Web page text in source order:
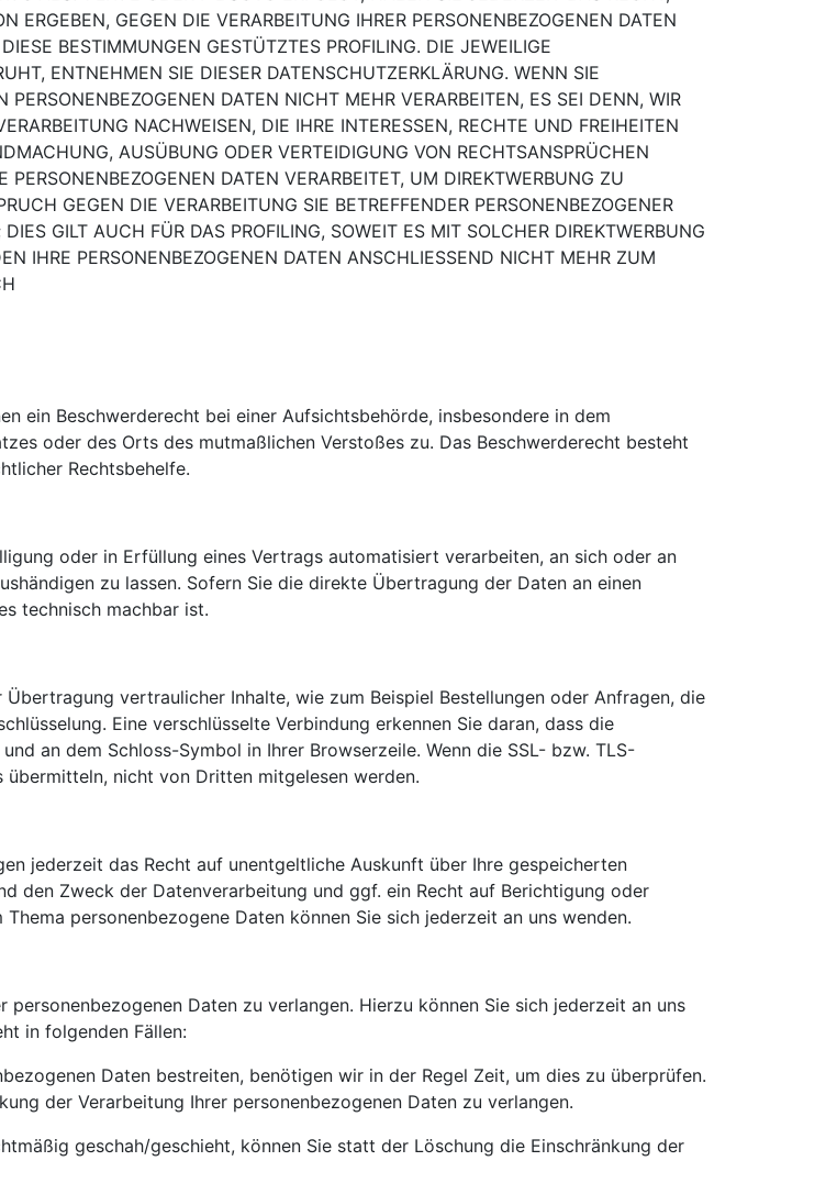
ERGEBEN, GEGEN DIE VERARBEITUNG IHRER PERSONENBEZOGENEN DATEN
BESTIMMUNGEN GESTÜTZTES PROFILING. DIE JEWEILIGE
ENTNEHMEN SIE DIESER DATENSCHUTZERKLÄRUNG. WENN SIE
PERSONENBEZOGENEN DATEN NICHT MEHR VERARBEITEN, ES SEI DENN, WIR
NACHWEISEN, DIE IHRE INTERESSEN, RECHTE UND FREIHEITEN
AUSÜBUNG ODER VERTEIDIGUNG VON RECHTSANSPRÜCHEN
PERSONENBEZOGENEN DATEN VERARBEITET, UM DIREKTWERBUNG ZU
GEGEN DIE VERARBEITUNG SIE BETREFFENDER PERSONENBEZOGENER
GILT AUCH FÜR DAS PROFILING, SOWEIT ES MIT SOLCHER DIREKTWERBUNG
IHRE PERSONENBEZOGENEN DATEN ANSCHLIESSEND NICHT MEHR ZUM
ein Beschwerderecht bei einer Aufsichtsbehörde, insbesondere in dem
oder des Orts des mutmaßlichen Verstoßes zu. Das Beschwerderecht besteht
Rechtsbehelfe.
oder in Erfüllung eines Vertrags automatisiert verarbeiten, an sich oder an
zu lassen. Sofern Sie die direkte Übertragung der Daten an einen
technisch machbar ist.
vertraulicher Inhalte, wie zum Beispiel Bestellungen oder Anfragen, die
Eine verschlüsselte Verbindung erkennen Sie daran, dass die
an dem Schloss-Symbol in Ihrer Browserzeile. Wenn die SSL- bzw. TLS-
nicht von Dritten mitgelesen werden.
jederzeit das Recht auf unentgeltliche Auskunft über Ihre gespeicherten
den Zweck der Datenverarbeitung und ggf. ein Recht auf Berichtigung oder
personenbezogene Daten können Sie sich jederzeit an uns wenden.
Daten zu verlangen. Hierzu können Sie sich jederzeit an uns
in folgenden Fällen:
Daten bestreiten, benötigen wir in der Regel Zeit, um dies zu überprüfen.
der Verarbeitung Ihrer personenbezogenen Daten zu verlangen.
geschah/geschieht, können Sie statt der Löschung die Einschränkung der